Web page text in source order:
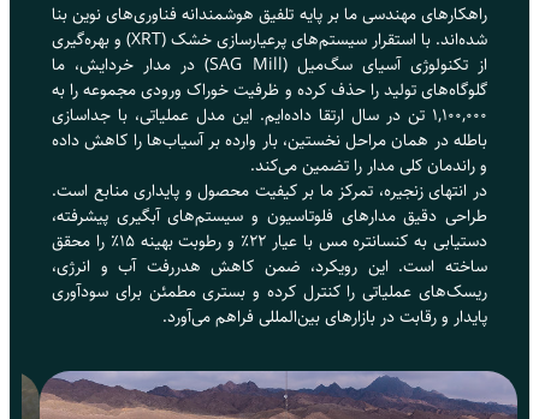
راهکارهای مهندسی ما بر پایه تلفیق هوشمندانه فناوری‌های نوین بنا
شده‌اند. با استقرار سیستم‌های پرعیارسازی خشک (XRT) و بهره‌گیری
از تکنولوژی آسیای سگ‌میل (SAG Mill) در مدار خردایش، ما
گلوگاه‌های تولید را حذف کرده و ظرفیت خوراک ورودی مجموعه را به
۱,۱۰۰,۰۰۰ تن در سال ارتقا داده‌ایم. این مدل عملیاتی، با جداسازی
باطله در همان مراحل نخستین، بار وارده بر آسیاب‌ها را کاهش داده
و راندمان کلی مدار را تضمین می‌کند.
در انتهای زنجیره، تمرکز ما بر کیفیت محصول و پایداری منابع است.
طراحی دقیق مدارهای فلوتاسیون و سیستم‌های آبگیری پیشرفته،
دستیابی به کنسانتره مس با عیار ۲۲٪ و رطوبت بهینه ۱۵٪ را محقق
ساخته است. این رویکرد، ضمن کاهش هدررفت آب و انرژی،
ریسک‌های عملیاتی را کنترل کرده و بستری مطمئن برای سودآوری
پایدار و رقابت در بازارهای بین‌المللی فراهم می‌آورد.